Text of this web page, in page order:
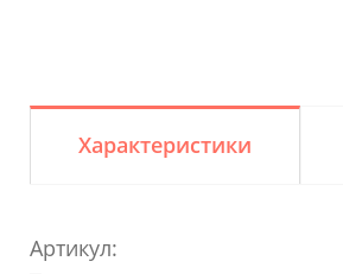
Характеристики
Артикул: